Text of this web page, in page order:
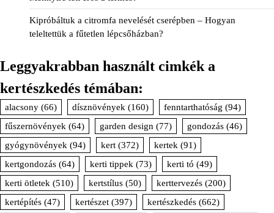
Kipróbáltuk a citromfa nevelését cserépben – Hogyan
teleltettük a fűtetlen lépcsőházban?
Leggyakrabban használt cimkék a
kertészkedés témában:
alacsony (66) dísznövények (160) fenntarthatóság (94)
fűszernövények (64) garden design (77) gondozás (46)
gyógynövények (94) kert (372) kertek (91)
kertgondozás (64) kerti tippek (73) kerti tó (49)
kerti ötletek (510) kertstílus (50) kerttervezés (200)
kertépítés (47) kertészet (397) kertészkedés (662)